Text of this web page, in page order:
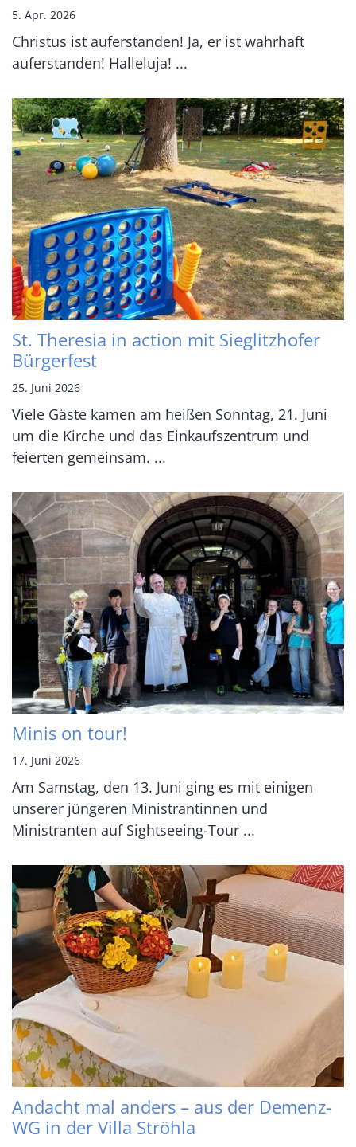
5. Apr. 2026
Christus ist auferstanden! Ja, er ist wahrhaft
auferstanden! Halleluja! ...
St. Theresia in action mit Sieglitzhofer
Bürgerfest
25. Juni 2026
Viele Gäste kamen am heißen Sonntag, 21. Juni
um die Kirche und das Einkaufszentrum und
feierten gemeinsam. ...
Minis on tour!
17. Juni 2026
Am Samstag, den 13. Juni ging es mit einigen
unserer jüngeren Ministrantinnen und
Ministranten auf Sightseeing-Tour ...
Andacht mal anders – aus der Demenz-
WG in der Villa Ströhla